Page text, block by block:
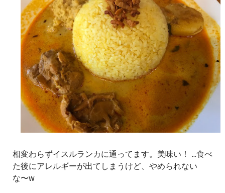
相変わらずイスルランカに通ってます。美味い！ ...食べ
た後にアレルギーが出てしまうけど、やめられない
な〜w